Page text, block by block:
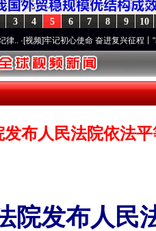
10
9
8
7
6
5
4
3
牢记初心使命 奋进复兴征程丨“转折之城”
布人民法院依法
院发布人民